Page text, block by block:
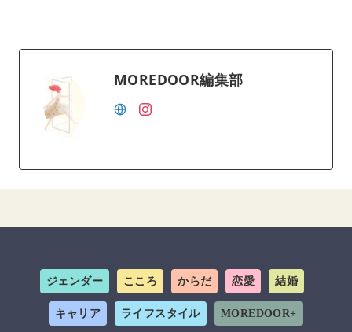
MOREDOOR編集部
ジェンダー こころ からだ 恋愛 結婚
キャリア ライフスタイル MOREDOOR+